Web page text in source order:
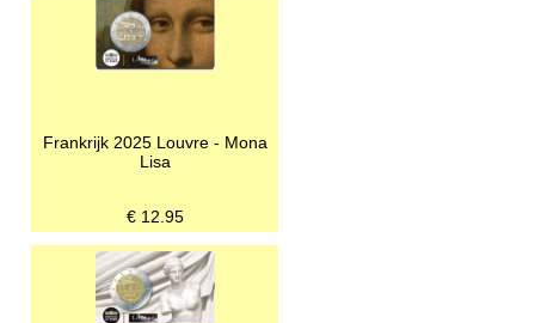
Frankrijk 2025 Louvre - Mona
Lisa
€ 12.95